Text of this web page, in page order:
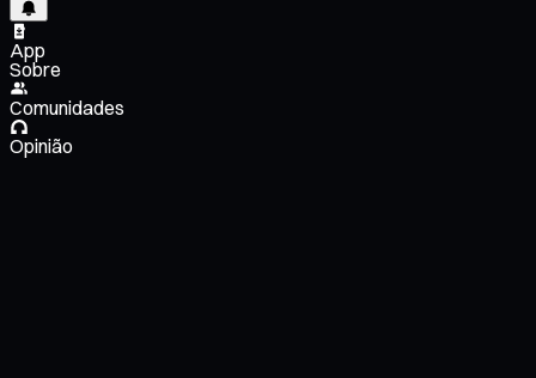
App
Sobre
Comunidades
Opinião